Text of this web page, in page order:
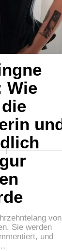
Wie
von
Sie werden
und